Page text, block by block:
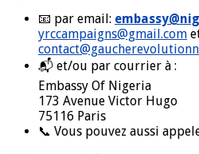
📧 par email:
yrccampaigns@gmail.com
📬 et/ou par courrier à :
Embassy Of Nigeria
173 Avenue Victor Hugo
75116 Paris
📞 Vous pouvez aussi